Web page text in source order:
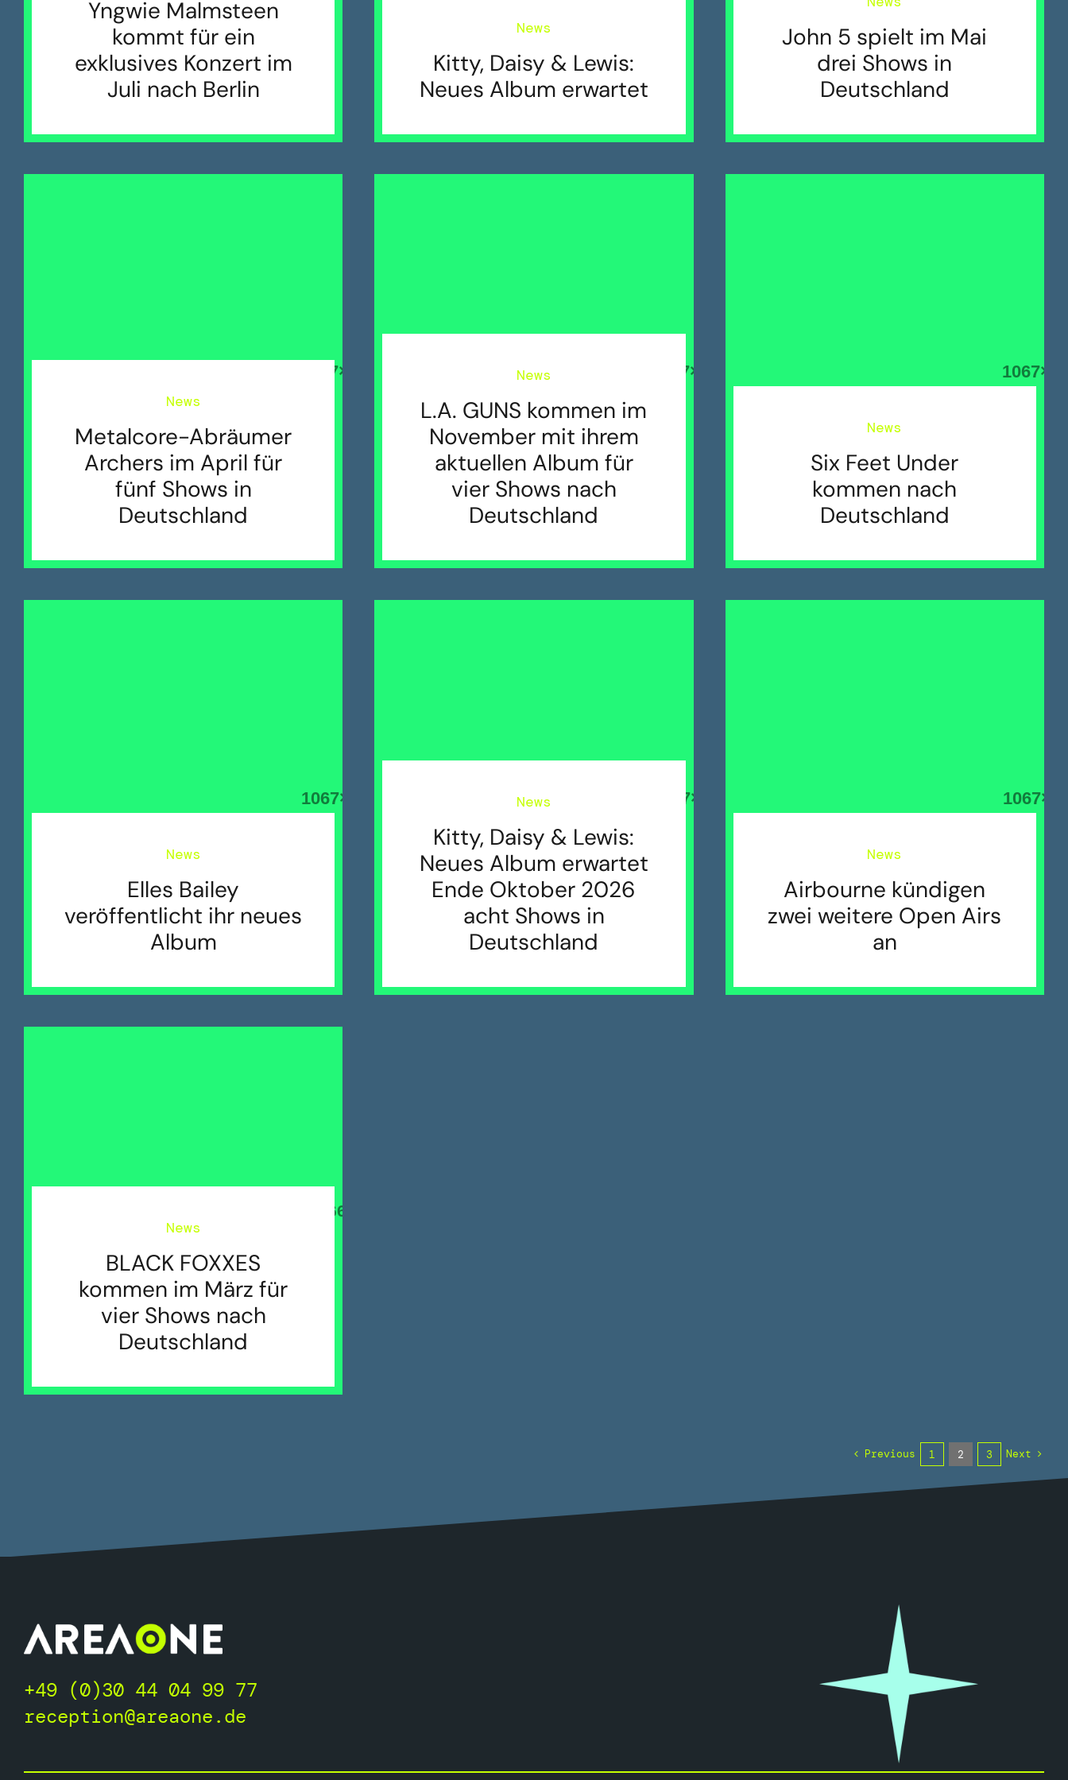
Yngwie Malmsteen
kommt für ein
exklusives Konzert im
Juli nach Berlin
News
Kitty, Daisy & Lewis:
Neues Album erwartet
John 5 spielt im Mai
drei Shows in
Deutschland
News
Metalcore-Abräumer
Archers im April für
fünf Shows in
Deutschland
News
L.A. GUNS kommen im
November mit ihrem
aktuellen Album für
vier Shows nach
Deutschland
News
Six Feet Under
kommen nach
Deutschland
News
Elles Bailey
veröffentlicht ihr neues
Album
News
Kitty, Daisy & Lewis:
Neues Album erwartet
Ende Oktober 2026
acht Shows in
Deutschland
News
Airbourne kündigen
zwei weitere Open Airs
an
News
BLACK FOXXES
kommen im März für
vier Shows nach
Deutschland
Previous 1 2 3 Next
+49 (0)30 44 04 99 77
reception@areaone.de